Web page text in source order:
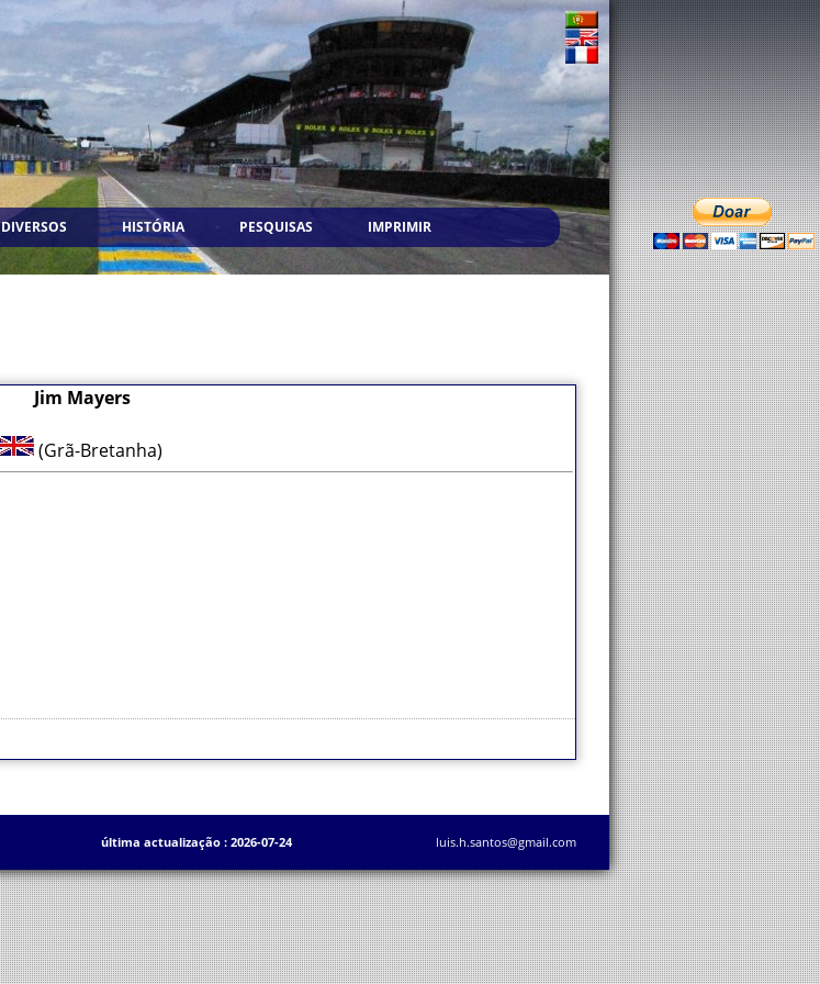
DIVERSOS HISTÓRIA PESQUISAS IMPRIMIR
Jim Mayers
(Grã-Bretanha)
última actualização : 2026-07-24 luis.h.santos@gmail.com